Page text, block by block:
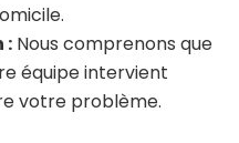
: Nous comprenons que
équipe intervient
votre problème.